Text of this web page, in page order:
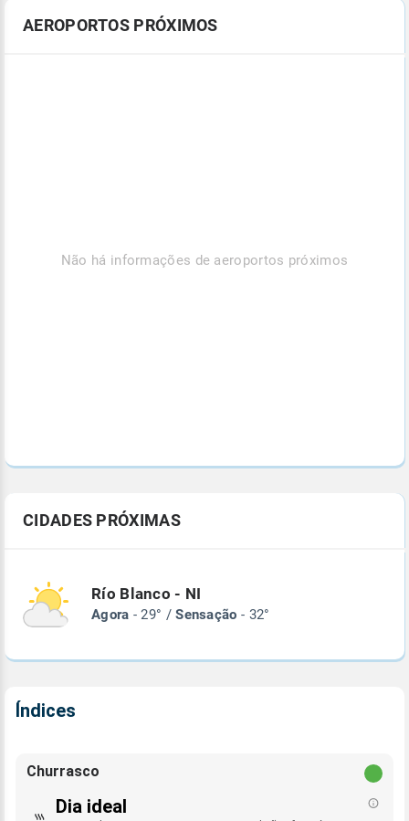
AEROPORTOS PRÓXIMOS
Não há informações de aeroportos próximos
CIDADES PRÓXIMAS
Río Blanco - NI
Agora - 29° /Sensação - 32°
Índices
Churrasco
Dia ideal